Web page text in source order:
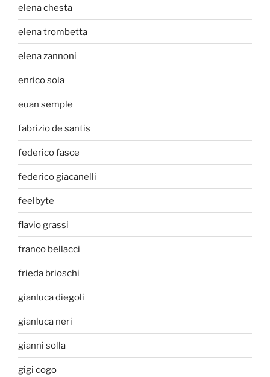
elena chesta
elena trombetta
elena zannoni
enrico sola
euan semple
fabrizio de santis
federico fasce
federico giacanelli
feelbyte
flavio grassi
franco bellacci
frieda brioschi
gianluca diegoli
gianluca neri
gianni solla
gigi cogo